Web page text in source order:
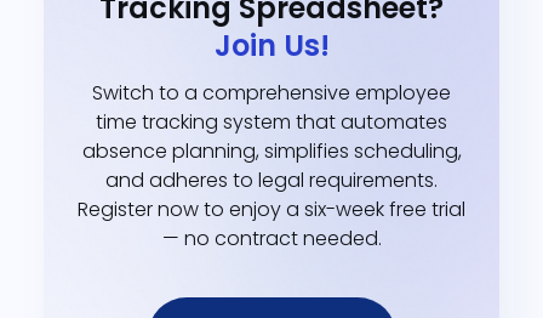
Join Us!
Switch to a comprehensive employee
time tracking system that automates
absence planning, simplifies scheduling,
and adheres to legal requirements.
Register now to enjoy a six-week free trial
— no contract needed.